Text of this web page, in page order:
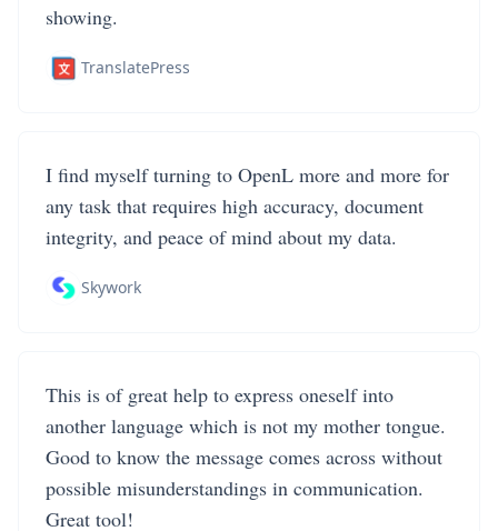
showing.
TranslatePress
I find myself turning to OpenL more and more for
any task that requires high accuracy, document
integrity, and peace of mind about my data.
Skywork
This is of great help to express oneself into
another language which is not my mother tongue.
Good to know the message comes across without
possible misunderstandings in communication.
Great tool!